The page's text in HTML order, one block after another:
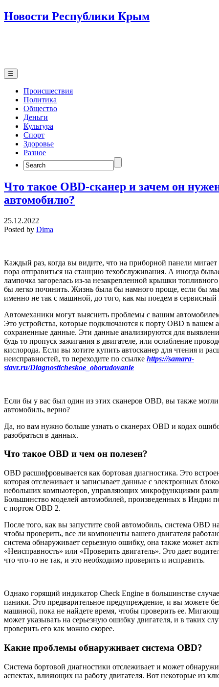
Новости Республики Крым
☰
Происшествия
Политика
Общество
Деньги
Культура
Спорт
Здоровье
Разное
Search
for:
Что такое OBD-сканер и зачем он
автомобилю?
25.12.2022
Posted by Dima
Каждый раз, когда вы видите, что на приборной панели
пора отправиться на станцию ​​техобслуживания. А иногда
лампочка загорелась из-за незакрепленной крышки
бы легко починить. Жизнь была бы намного проще, если бы
именно не так с машиной, до того, как мы поедем в сервисный
Автомеханики могут выяснить проблемы с вашим
Это устройства, которые подключаются к порту OBD в вашем
сохраненные данные. Эти данные анализируются для
будь то пропуск зажигания в двигателе, или ослабление
кислорода. Если вы хотите купить автосканер для чтения и
неисправностей, то переходите по ссылке https://samara-
stavr.ru/Diagnosticheskoe_oborudovanie
Если бы у вас был один из этих сканеров OBD, вы также
автомобиль, верно?
Да, но вам нужно больше узнать о сканерах OBD ​​и кодах
разобраться в данных.
Что такое OBD и чем он полезен?
OBD расшифровывается как бортовая диагностика. Это
которая отслеживает и записывает данные с электронных
небольших компьютеров, управляющих микрофункциями
Большинство моделей автомобилей, произведенных в Индии
с портом OBD 2.
После того, как вы запустите свой автомобиль, система OBD
чтобы проверить, все ли компоненты вашего двигателя
система обнаруживает серьезную ошибку, она также может
«Неисправность» или «Проверить двигатель». Это дает
что что-то не так, и это необходимо проверить и исправить.
Однако горящий индикатор Check Engine в большинстве
паники. Это предварительное предупреждение, и вы можете
машиной, пока не найдете время, чтобы проверить ее.
может указывать на серьезную ошибку двигателя, и в таких
проверить его как можно скорее.
Какие проблемы обнаруживает система OBD?
Система бортовой диагностики отслеживает и может
аспектах, влияющих на работу двигателя. Вот некоторые из